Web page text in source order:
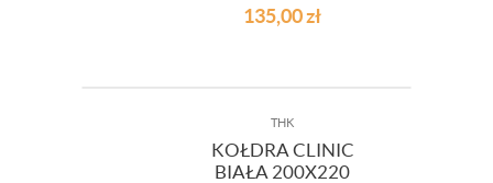
135,00zł
THK
KOŁDRA CLINIC
BIAŁA 200X220